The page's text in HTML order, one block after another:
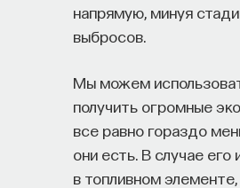
напрямую, минуя
выбросов.
Мы можем
получить огромные
все равно гораздо
они есть. В случае
в топливном элементе,